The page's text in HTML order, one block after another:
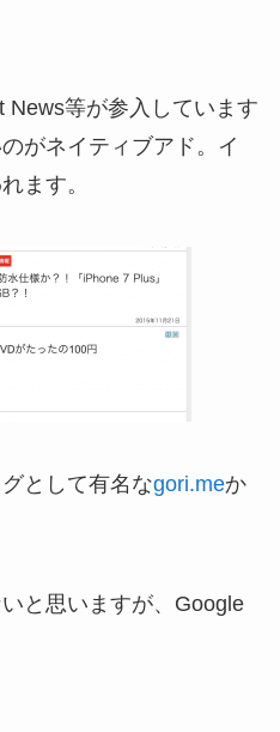
News等が参入しています
がネイティブアド。イ
ます。
として有名なgori.meか
と思いますが、Google